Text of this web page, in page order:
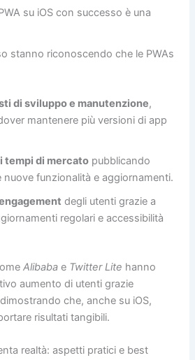
su iOS con successo è una
stanno riconoscendo che le PWAs
di sviluppo e manutenzione,
mantenere più versioni di app
tempi di mercato pubblicando
nuove funzionalità e aggiornamenti.
degli utenti grazie a
regolari e accessibilità
Alibaba e Twitter Lite hanno
aumento di utenti grazie
che, anche su iOS,
risultati tangibili.
realtà: aspetti pratici e best